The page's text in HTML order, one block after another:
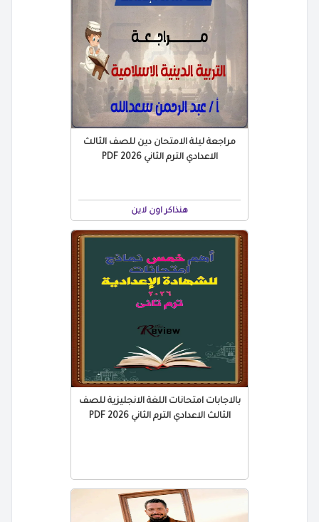
مراجعة ليلة الامتحان دين للصف الثالث
الاعدادي الترم الثاني 2026 PDF
هنذاكر اون لاين
بالاجابات امتحانات اللغة الانجليزية للصف
الثالث الاعدادي الترم الثاني 2026 PDF